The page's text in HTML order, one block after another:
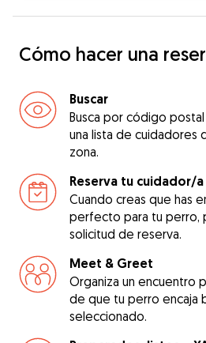
Cómo hacer una
Buscar
Busca por código
una lista de cuidadores
zona.
Reserva tu cuidador/a
Cuando creas que has
perfecto para tu perro,
solicitud de reserva.
Meet & Greet
Organiza un encuentro
de que tu perro encaja
seleccionado.